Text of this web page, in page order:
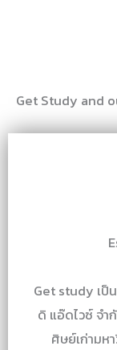
Get Study and
Get study เป็
ดิ แอ๊ดไวซ์ จ
ศิษย์เก่ามห